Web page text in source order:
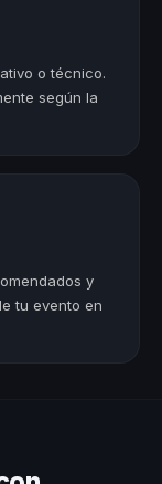
o técnico.
según la
y
tu evento en